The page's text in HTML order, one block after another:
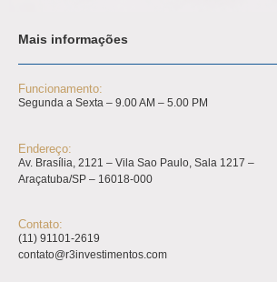
Mais informações
Funcionamento:
Segunda a Sexta – 9.00 AM – 5.00 PM
Endereço:
Av. Brasília, 2121 – Vila Sao Paulo, Sala 1217 –
Araçatuba/SP – 16018-000
Contato:
(11) 91101-2619
contato@r3investimentos.com